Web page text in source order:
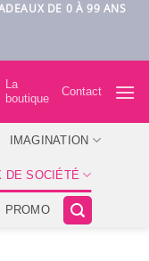
DE 0 À 99 ANS
La
boutique
Contact
IMAGINATION
DE SOCIÉTÉ
PROMO